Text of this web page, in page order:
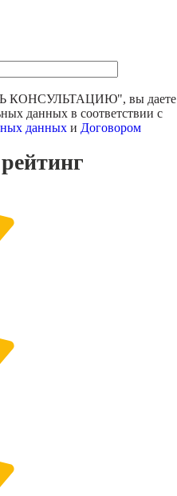
КОНСУЛЬТАЦИЮ", вы даете
данных в соответствии с
данных и Договором
рейтинг